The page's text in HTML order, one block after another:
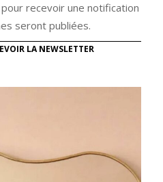
recevoir une notification
seront publiées.
LA NEWSLETTER